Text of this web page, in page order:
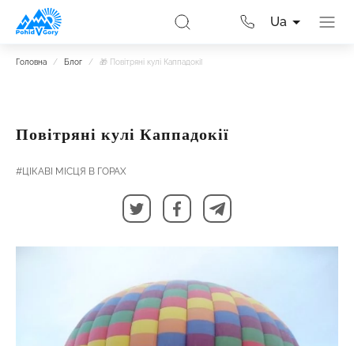
Ua
Головна / Блог / 🎁 Повітряні кулі Каппадокії
Повітряні кулі Каппадокії
#ЦІКАВІ МІСЦЯ В ГОРАХ